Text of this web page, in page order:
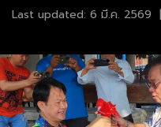
Last updated: 6 มี.ค. 2569 |